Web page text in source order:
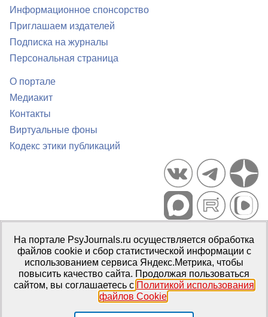
Информационное спонсорство
Приглашаем издателей
Подписка на журналы
Персональная страница
О портале
Медиакит
Контакты
Виртуальные фоны
Кодекс этики публикаций
Портал психологических изданий PsyJournals.ru, 2007–2026
Правила использования материалов
Свидетельство регистрации СМИЭл № ФС77-66447 от 14 июля
2016 г.
Издатель: ФГБОУ ВО МГППУ
На портале PsyJournals.ru осуществляется обработка
файлов cookie и сбор статистической информации с
использованием сервиса Яндекс.Метрика, чтобы
повысить качество сайта. Продолжая пользоваться
сайтом, вы соглашаетесь с Политикой использования
файлов Cookie.